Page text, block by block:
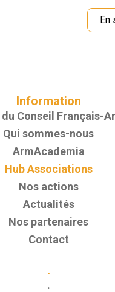
En
Information
Conseil Français-
Qui sommes-nous
ArmAcademia
Hub Associations
Nos actions
Actualités
Nos partenaires
Contact
.
.